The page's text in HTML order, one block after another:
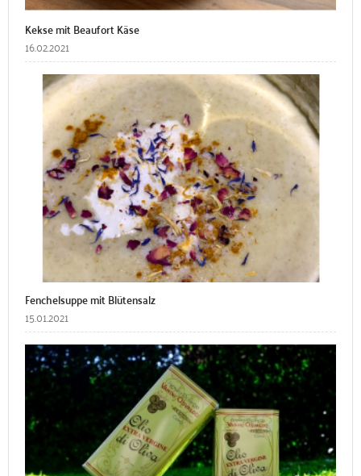
Kekse mit Beaufort Käse
16.02.2021
Fenchelsuppe mit Blütensalz
15.01.2021